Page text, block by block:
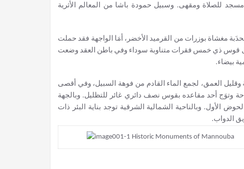
للصلاة ومقهى. وسبيل حمودة باشا من المعالم الأثرية
مغشاة بوزرات من القرميد الأخضر، أمَا الواجهة فقد حملت
قوس ذي خمس فقرات متناوبة سوداء وفي باطن العقد وضعت
بيضاء.
العمق، لجمع الماء القادم من فوهة السبيل، وفي أقصى
وتوَج أحد مقاعده بقوس نصف دائري غائر للتظليل. وبالجهة
الأول. وبالناحية الشمالية الشرقية توجد بناية البئر ذات
الدواب.